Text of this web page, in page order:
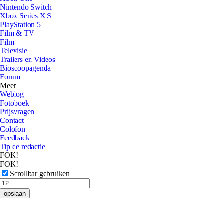
Nintendo Switch
Xbox Series X|S
PlayStation 5
Film & TV
Film
Televisie
Trailers en Videos
Bioscoopagenda
Forum
Meer
Weblog
Fotoboek
Prijsvragen
Contact
Colofon
Feedback
Tip de redactie
FOK!
FOK!
Scrollbar gebruiken
opslaan